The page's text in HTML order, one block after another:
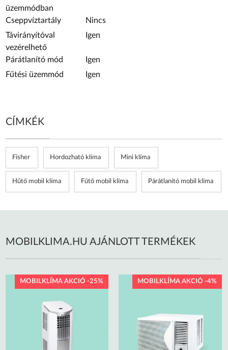
üzemmódban
Cseppvíztartály
Nincs
Távirányítóval
vezérelhető
Igen
Párátlanító mód
Igen
Fűtési üzemmód
Igen
CÍMKÉK
Fisher Hordozható klíma Mini klíma
Hűtő mobil klíma Fűtő mobil klíma Párátlanító mobil klíma
MOBILKLIMA.HU AJÁNLOTT TERMÉKEK
MOBILKLÍMA AKCIÓ -25% MOBILKLÍMA AKCIÓ -4%